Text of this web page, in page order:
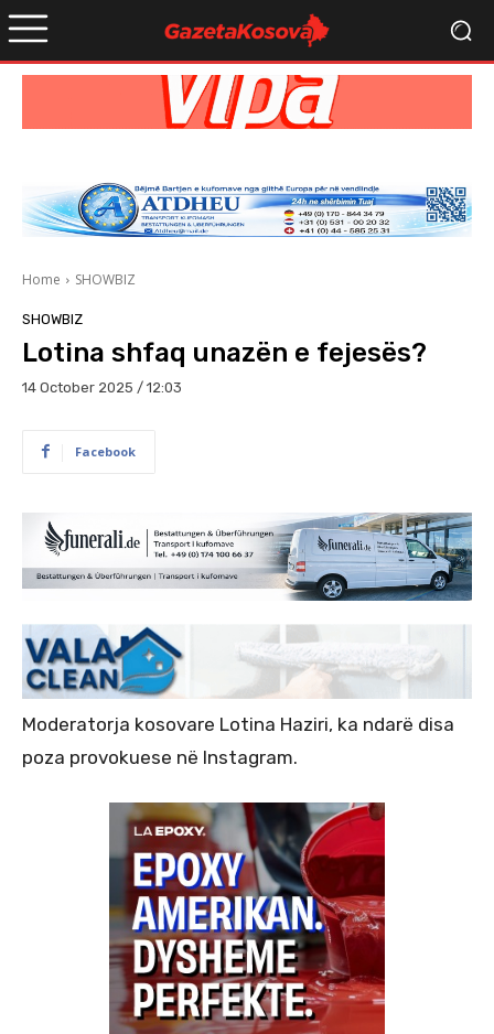
Home SHOWBIZ
SHOWBIZ
Lotina shfaq unazën e fejesës?
14 October 2025 / 12:03
Facebook
Moderatorja kosovare Lotina Haziri, ka ndarë disa
poza provokuese në Instagram.